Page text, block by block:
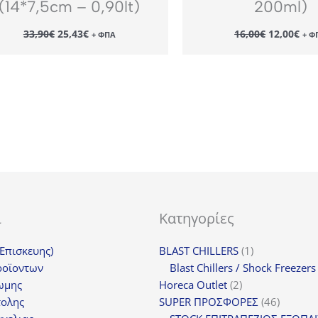
(14*7,5cm – 0,90lt)
33,90€ Original
price
25,43€Η
τρέχουσα
+ ΦΠΑ
200ml)
16,00€ Original
price
12,00€Η+
Κατηγορίες
BLAST CHILLERS 11
προϊόν
Blast Chillers / Shock Freezers
Horeca Outlet 22
προϊόντα
SUPER ΠΡΟΣΦΟΡΕΣ 4646